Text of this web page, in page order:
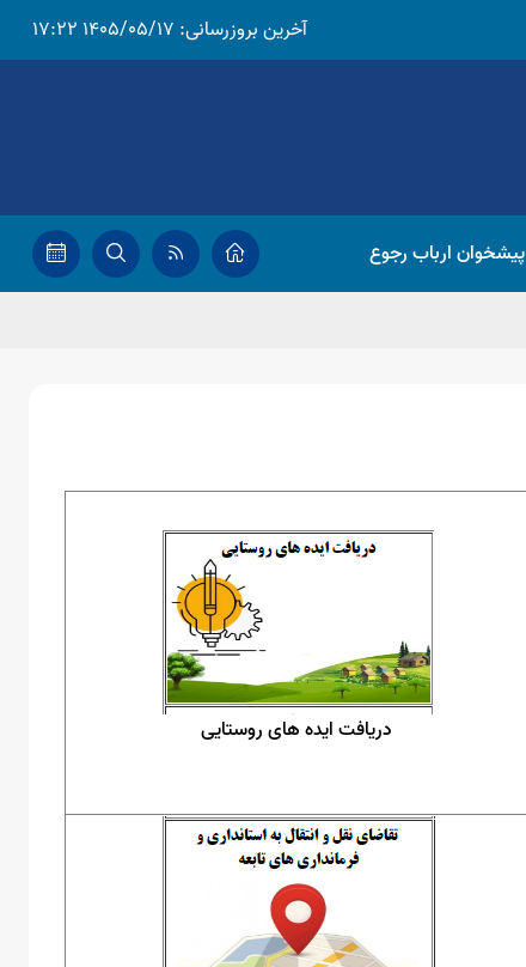
آخرین بروزرسانی: 1405/05/17 17:22
پیشخوان ارباب رجوع
دریافت ایده های روستایی